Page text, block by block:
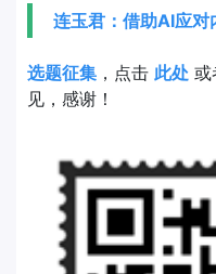
连玉君：借助AI应对
选题征集 ，点击 此处 或
见，感谢！